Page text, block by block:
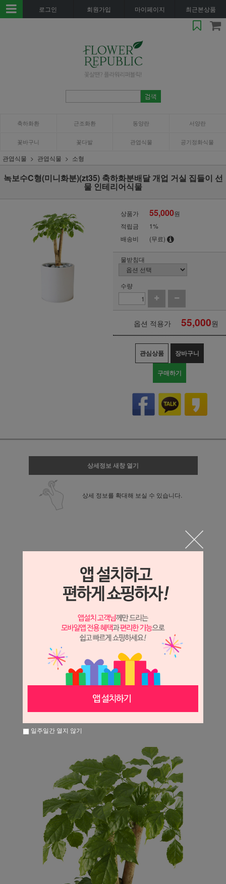
로그인 회원가입 마이페이지 최근본상품
축하화환 근조화환 동양란 서양란
꽃바구니 꽃다발 관엽식물 공기정화식물
관엽식물 관엽식물 소형
녹보수C형(미니화분)(zt35) 축하화분배달 개업 거실 집들이 선
물 인테리어식물
상품가 55,000원
적립금
1%
배송비
(무료)
물받침대
수량
옵션 적용가 55,000원
관심상품 장바구니
구매하기
상세정보 새창 열기
상세 정보를 확대해 보실 수 있습니다.
일주일간 열지 않기